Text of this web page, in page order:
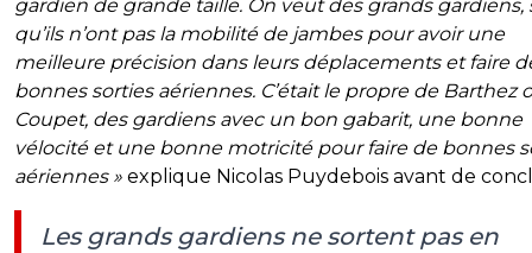
gardien de grande taille. On veut des grands gardiens,
qu’ils n’ont pas la mobilité de jambes pour avoir une
meilleure précision dans leurs déplacements et faire
bonnes sorties aériennes. C’était le propre de Barthez
Coupet, des gardiens avec un bon gabarit, une bonne
vélocité et une bonne motricité pour faire de bonnes
aériennes » explique Nicolas Puydebois avant de
Les grands gardiens ne sortent pas en